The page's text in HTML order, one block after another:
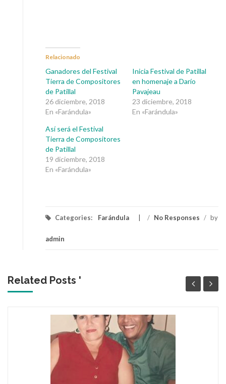
Relacionado
Ganadores del Festival
Tierra de Compositores
de Patillal
26 diciembre, 2018
En «Farándula»
Inicia Festival de Patillal
en homenaje a Darío
Pavajeau
23 diciembre, 2018
En «Farándula»
Así será el Festival
Tierra de Compositores
de Patillal
19 diciembre, 2018
En «Farándula»
Categories: Farándula / No Responses / by
admin
Related Posts '